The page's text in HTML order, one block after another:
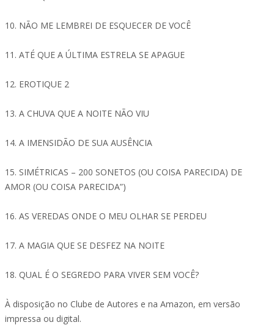
10. NÃO ME LEMBREI DE ESQUECER DE VOCÊ
11. ATÉ QUE A ÚLTIMA ESTRELA SE APAGUE
12. EROTIQUE 2
13. A CHUVA QUE A NOITE NÃO VIU
14. A IMENSIDÃO DE SUA AUSÊNCIA
15. SIMÉTRICAS – 200 SONETOS (OU COISA PARECIDA) DE
AMOR (OU COISA PARECIDA”)
16. AS VEREDAS ONDE O MEU OLHAR SE PERDEU
17. A MAGIA QUE SE DESFEZ NA NOITE
18. QUAL É O SEGREDO PARA VIVER SEM VOCÊ?
À disposição no Clube de Autores e na Amazon, em versão
impressa ou digital.